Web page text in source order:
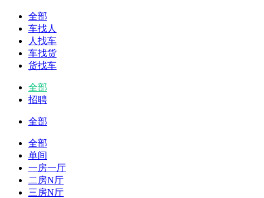
全部
车找人
人找车
车找货
货找车
全部
招聘
全部
全部
单间
一房一厅
二房N厅
三房N厅